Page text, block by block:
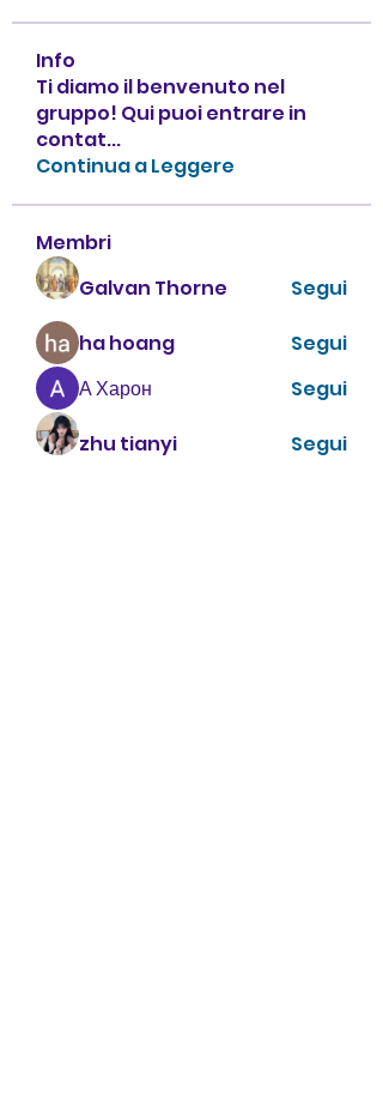
Info
Ti diamo il benvenuto nel
gruppo! Qui puoi entrare in
contat...
Continua a Leggere
Membri
Galvan Thorne
Segui
ha hoang
Segui
А Харон
Segui
zhu tianyi
Segui